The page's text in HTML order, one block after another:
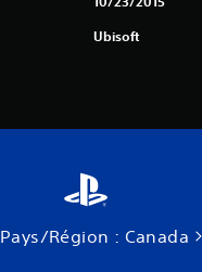
Ubisoft
Pays/Région : Canada